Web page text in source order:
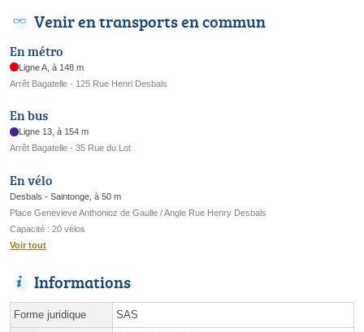
Venir en transports en commun
En métro
Ligne A, à 148 m
Arrêt Bagatelle - 125 Rue Henri Desbals
En bus
Ligne 13, à 154 m
Arrêt Bagatelle - 35 Rue du Lot
En vélo
Desbals - Saintonge, à 50 m
Place Genevieve Anthonioz de Gaulle / Angle Rue Henry Desbals
Capacité : 20 vélos
Voir tout
Informations
Forme juridique SAS